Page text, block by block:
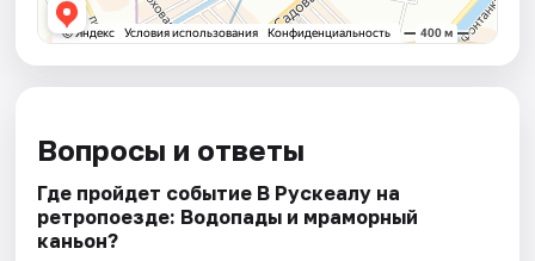
Вопросы и ответы
Где пройдет событие В Рускеалу на
ретропоезде: Водопады и мраморный
каньон?